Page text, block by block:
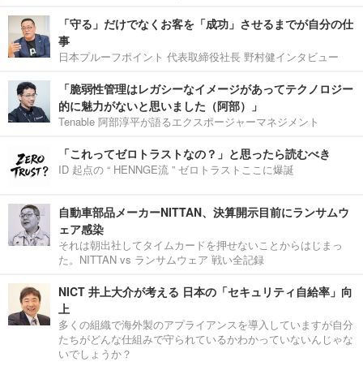
「守る」だけでなくお客を「成功」させるまでが自分の仕
事
日本プルーフポイント 代表取締役社長 野村健インタビュー
「脆弱性管理はレガシーなイメージがあってテクノロジー
的に魅力がないと思いました（阿部）」
Tenable 阿部淳平が語るエクスポージャーマネジメント
「これってゼロトラストなの？」と思ったら読むべき
ID 起点の “ HENNGE流 ” ゼロトラストここに爆誕
自動車部品メーカーNITTAN、決算開示目前にランサムウ
ェア感染
それは朝出社してタイムカードを押せないことからはじまっ
た。NITTAN vs ランサムウェア 戦い全記録
NICT 井上大介が考える 日本の「セキュリティ自給率」向
上
多くの組織で海外製のアプライアンスを導入していますが自分
たちがどんな仕組みで守られているかわかっていないんじゃな
いでしょうか？